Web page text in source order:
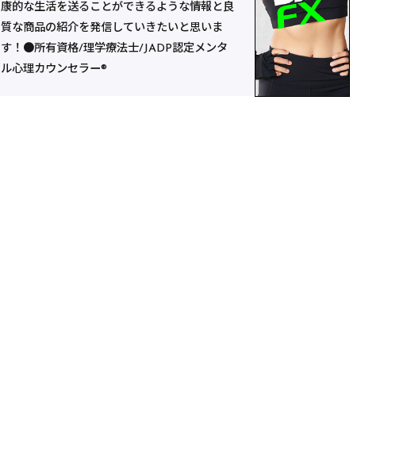
康的な生活を送ることができるような情報と良
質な商品の紹介を発信していきたいと思いま
す！●所有資格/理学療法士/JADP認定メンタ
ル心理カウンセラー®︎